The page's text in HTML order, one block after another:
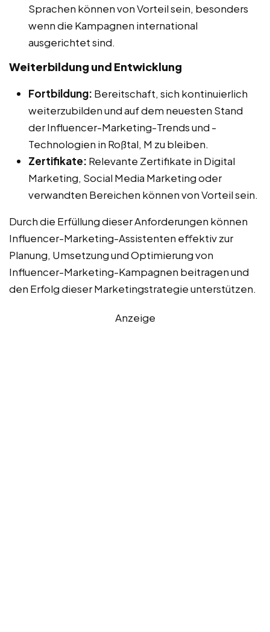
Sprachen können von Vorteil sein, besonders
wenn die Kampagnen international
ausgerichtet sind.
Weiterbildung und Entwicklung
Fortbildung: Bereitschaft, sich kontinuierlich
weiterzubilden und auf dem neuesten Stand
der Influencer-Marketing-Trends und -
Technologien in Roßtal, M zu bleiben.
Zertifikate: Relevante Zertifikate in Digital
Marketing, Social Media Marketing oder
verwandten Bereichen können von Vorteil sein.
Durch die Erfüllung dieser Anforderungen können
Influencer-Marketing-Assistenten effektiv zur
Planung, Umsetzung und Optimierung von
Influencer-Marketing-Kampagnen beitragen und
den Erfolg dieser Marketingstrategie unterstützen.
Anzeige